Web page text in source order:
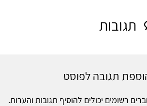
תגובות
תגובה לפוסט
רשומים יכולים להוסיף תגובות והערות.